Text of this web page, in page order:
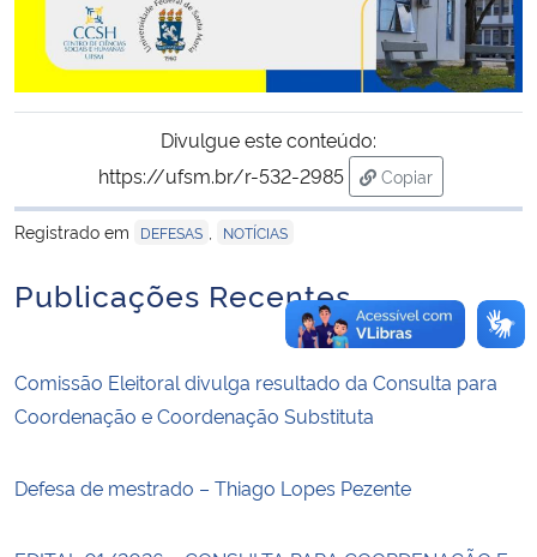
Banco Central do Brasil
Planalto
Divulgue este conteúdo:
https://ufsm.br/r-532-2985
Copiar
para área de
Registrado em
DEFESAS NOTÍCIAS
Publicações Recentes
Comissão Eleitoral divulga resultado da Consulta para
Coordenação e Coordenação Substituta
Defesa de mestrado – Thiago Lopes Pezente